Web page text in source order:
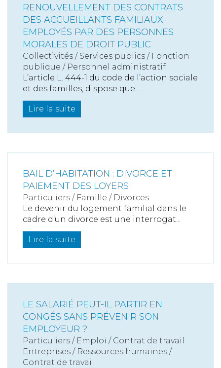
RENOUVELLEMENT DES CONTRATS
DES ACCUEILLANTS FAMILIAUX
EMPLOYÉS PAR DES PERSONNES
MORALES DE DROIT PUBLIC
Collectivités / Services publics / Fonction
publique / Personnel administratif
L’article L. 444-1 du code de l’action sociale
et des familles, dispose que :...
Lire la suite
BAIL D’HABITATION : DIVORCE ET
PAIEMENT DES LOYERS
Particuliers / Famille / Divorces
Le devenir du logement familial dans le
cadre d’un divorce est une interrogat...
Lire la suite
LE SALARIÉ PEUT-IL PARTIR EN
CONGÉS SANS PRÉVENIR SON
EMPLOYEUR ?
Particuliers / Emploi / Contrat de travail
Entreprises / Ressources humaines /
Contrat de travail